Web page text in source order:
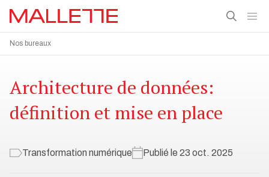
Nos bureaux
Architecture de données:
définition et mise en place
Transformation numérique Publié le 23 oct. 2025